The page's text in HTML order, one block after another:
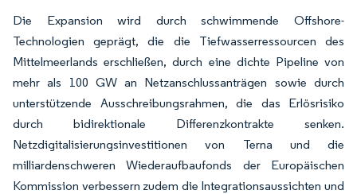
Die Expansion wird durch schwimmende Offshore-
Technologien geprägt, die die Tiefwasserressourcen des
Mittelmeerlands erschließen, durch eine dichte Pipeline von
mehr als 100 GW an Netzanschlussanträgen sowie durch
unterstützende Ausschreibungsrahmen, die das Erlösrisiko
durch bidirektionale Differenzkontrakte senken.
Netzdigitalisierungsinvestitionen von Terna und die
milliardenschweren Wiederaufbaufonds der Europäischen
Kommission verbessern zudem die Integrationsaussichten und